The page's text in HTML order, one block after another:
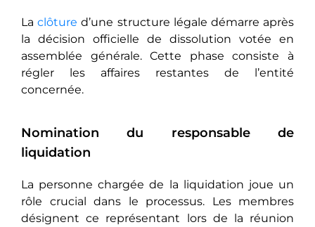
Laclôture d’une structure légale démarre après
la décision officielle de dissolution votée en
assemblée générale. Cette phase consiste à
régler les affaires restantes de l’entité
concernée.
Nomination du responsable de
liquidation
La personne chargée de la liquidation joue un
rôle crucial dans le processus. Les membres
désignent ce représentant lors de la réunion